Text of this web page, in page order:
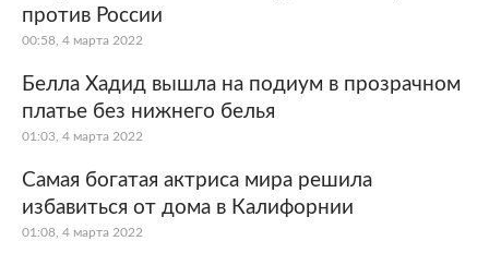
против России
00:58, 4 марта 2022
Белла Хадид вышла на подиум в прозрачном
платье без нижнего белья
01:03, 4 марта 2022
Самая богатая актриса мира решила
избавиться от дома в Калифорнии
01:08, 4 марта 2022